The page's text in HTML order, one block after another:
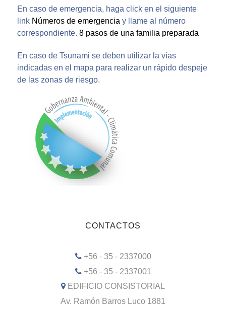
En caso de emergencia, haga click en el siguiente
link Números de emergencia y llame al número
correspondiente. 8 pasos de una familia preparada
En caso de Tsunami se deben utilizar la vías
indicadas en el mapa para realizar un rápido despeje
de las zonas de riesgo.
CONTACTOS
+56 - 35 - 2337000
+56 - 35 - 2337001
EDIFICIO CONSISTORIAL
Av. Ramón Barros Luco 1881